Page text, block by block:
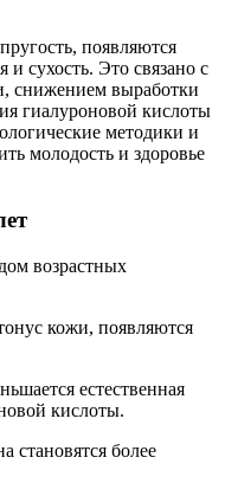
появляются
сухость. Это связано с
снижением выработки
гиалуроновой кислоты
методики и
молодость и здоровье
возрастных
кожи, появляются
естественная
кислоты.
становятся более